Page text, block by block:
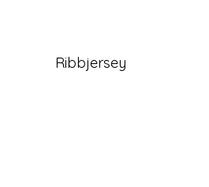
Ribbjersey